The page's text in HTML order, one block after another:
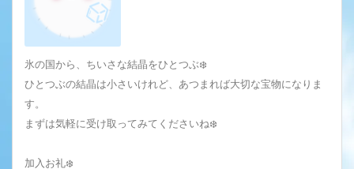
氷の国から、ちいさな結晶をひとつぶ❄️‎
ひとつぶの結晶は小さいけれど、あつまれば大切な宝物になりま
す。
まずは気軽に受け取ってみてくださいね❄️
加入お礼❄️